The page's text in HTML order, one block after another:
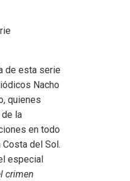
de esta serie
Nacho
quienes
la
en todo
Costa del Sol.
especial
crimen